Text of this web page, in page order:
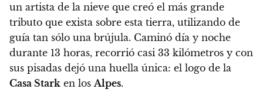
un artista de la nieve que creó el más grande
tributo que exista sobre esta tierra, utilizando de
guía tan sólo una brújula. Caminó día y noche
durante 13 horas, recorrió casi 33 kilómetros y con
sus pisadas dejó una huella única: el logo de la
Casa Stark en los Alpes.